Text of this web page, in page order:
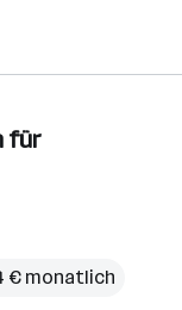
für
€ monatlich